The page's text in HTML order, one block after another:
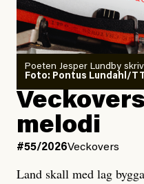
Joel Kellgren
Publicerad3 August,
Uppdaterad3 August,
Poeten Jesper Lundby
Foto: Pontus Lundahl/
melodi
#55/2026Veckovers
Land skall med lag